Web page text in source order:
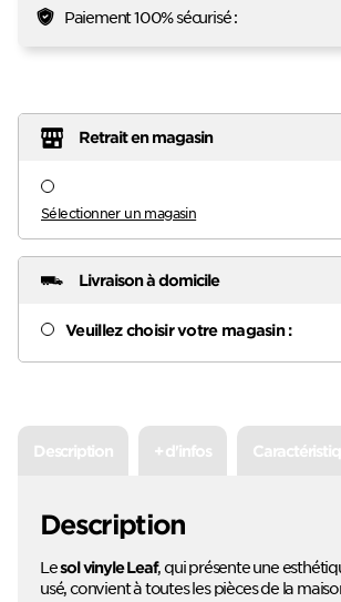
Paiement 100% sécurisé :
Retrait en magasin
Sélectionner un magasin
Livraison à domicile
Veuillez choisir votre magasin :
Description + d'infos
Description
Lesol vinyle Leaf, qui présente une
usé, convient à toutes les pièces de la